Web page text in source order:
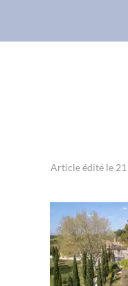
Article édité le